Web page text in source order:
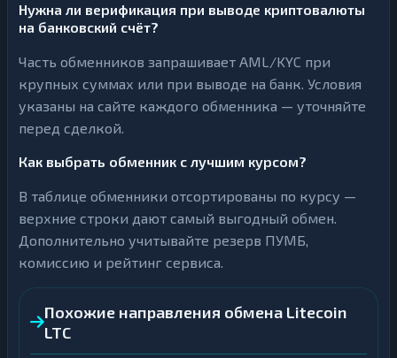
Нужна ли верификация при выводе криптовалюты
на банковский счёт?
Часть обменников запрашивает AML/KYC при
крупных суммах или при выводе на банк. Условия
указаны на сайте каждого обменника — уточняйте
перед сделкой.
Как выбрать обменник с лучшим курсом?
В таблице обменники отсортированы по курсу —
верхние строки дают самый выгодный обмен.
Дополнительно учитывайте резерв ПУМБ,
комиссию и рейтинг сервиса.
Похожие направления обмена Litecoin
LTC